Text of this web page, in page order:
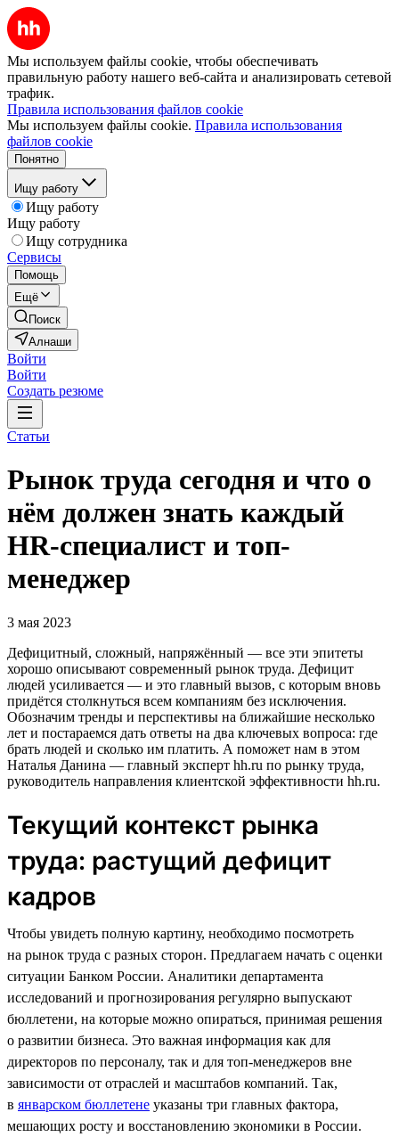
Мы используем файлы cookie, чтобы обеспечивать
правильную работу нашего веб-сайта и анализировать сетевой
трафик.
Правила использования файлов cookie
Мы используем файлы cookie. Правила использования
файлов cookie
Понятно
Ищу работу
Ищу работу
Ищу работу
Ищу сотрудника
Сервисы
Помощь
Ещё
Поиск
Алнаши
Войти
Войти
Создать резюме
Статьи
Рынок труда сегодня и что о
нём должен знать каждый
HR-специалист и топ-
менеджер
3 мая 2023
Дефицитный, сложный, напряжённый — все эти эпитеты
хорошо описывают современный рынок труда. Дефицит
людей усиливается — и это главный вызов, с которым вновь
придётся столкнуться всем компаниям без исключения.
Обозначим тренды и перспективы на ближайшие несколько
лет и постараемся дать ответы на два ключевых вопроса: где
брать людей и сколько им платить. А поможет нам в этом
Наталья Данина — главный эксперт hh.ru по рынку труда,
руководитель направления клиентской эффективности hh.ru.
Текущий контекст рынка
труда: растущий дефицит
кадров
Чтобы увидеть полную картину, необходимо посмотреть
на рынок труда с разных сторон. Предлагаем начать с оценки
ситуации Банком России. Аналитики департамента
исследований и прогнозирования регулярно выпускают
бюллетени, на которые можно опираться, принимая решения
о развитии бизнеса. Это важная информация как для
директоров по персоналу, так и для топ-менеджеров вне
зависимости от отраслей и масштабов компаний. Так,
в январском бюллетене указаны три главных фактора,
мешающих росту и восстановлению экономики в России.